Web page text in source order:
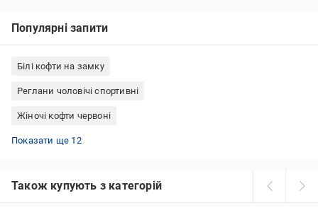
Популярні запити
Білі кофти на замку
Реглани чоловічі спортивні
Жіночі кофти червоні
Светри оверсайз
Чоловічі спортивні кофти
Бежеві світшоти
Сірі кофти на блискавці
Кофти Puma жіночі
Толстовки жіночі на флісі
Світшоти жіночі Nike
Чоловічі світшоти на флісі
Толстовки жіночі
Худі жіночі оверсайз
Рожеві толстовки
Жіночі светри під горло
Показати ще 12
Також купують з категорій